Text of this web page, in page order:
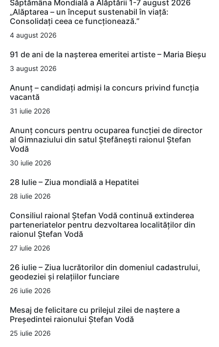
Săptămâna Mondială a Alăptării 1-7 august 2026
„Alăptarea – un început sustenabil în viață:
Consolidați ceea ce funcționează.”
4 august 2026
91 de ani de la nașterea emeritei artiste – Maria Bieșu
3 august 2026
Anunț – candidați admiși la concurs privind funcția
vacantă
31 iulie 2026
Anunț concurs pentru ocuparea funcției de director
al Gimnaziului din satul Ștefănești raionul Ștefan
Vodă
30 iulie 2026
28 Iulie – Ziua mondială a Hepatitei
28 iulie 2026
Consiliul raional Ștefan Vodă continuă extinderea
parteneriatelor pentru dezvoltarea localităților din
raionul Ștefan Vodă
27 iulie 2026
26 iulie – Ziua lucrătorilor din domeniul cadastrului,
geodeziei și relațiilor funciare
26 iulie 2026
Mesaj de felicitare cu prilejul zilei de naștere a
Președintei raionului Ștefan Vodă
25 iulie 2026